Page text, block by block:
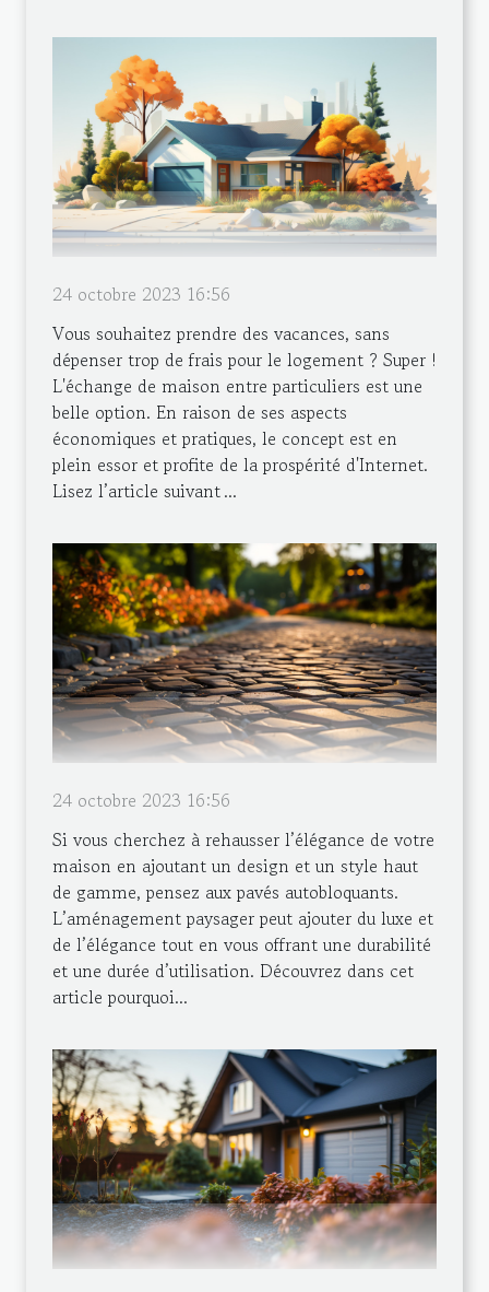
24 octobre 2023 16:56
Vous souhaitez prendre des vacances, sans
dépenser trop de frais pour le logement ? Super !
L'échange de maison entre particuliers est une
belle option. En raison de ses aspects
économiques et pratiques, le concept est en
plein essor et profite de la prospérité d'Internet.
Lisez l’article suivant ...
24 octobre 2023 16:56
Si vous cherchez à rehausser l’élégance de votre
maison en ajoutant un design et un style haut
de gamme, pensez aux pavés autobloquants.
L’aménagement paysager peut ajouter du luxe et
de l’élégance tout en vous offrant une durabilité
et une durée d’utilisation. Découvrez dans cet
article pourquoi...